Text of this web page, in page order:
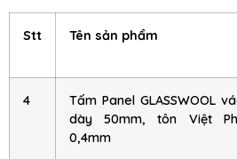
Stt Tên sản phẩm
4
Tấm Panel GLASSWOOL
dày 50mm, tôn Việt
0,4mm